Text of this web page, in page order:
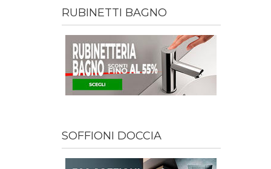
RUBINETTI BAGNO
SOFFIONI DOCCIA